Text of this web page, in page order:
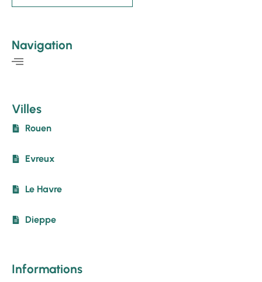
Navigation
Villes
Rouen
Evreux
Le Havre
Dieppe
Informations